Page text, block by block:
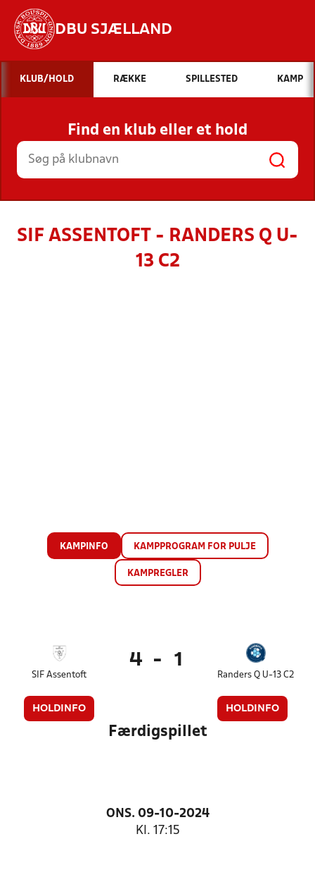
DBU SJÆLLAND
Hvad vil du søge efter?
INDHOLD OG NYHEDER
STILLINGER, RESULTATER, KLUBBER OG
HOLD
KLUB/HOLD RÆKKE SPILLESTED KAMP
Find en klub eller et hold
SIF ASSENTOFT - RANDERS Q U-
13 C2
KAMPINFO KAMPPROGRAM FOR PULJE
KAMPREGLER
SIF Assentoft
HOLDINFO
4 - 1
Randers Q U-13 C2
HOLDINFO
Færdigspillet
ONS. 09-10-2024
Kl. 17:15